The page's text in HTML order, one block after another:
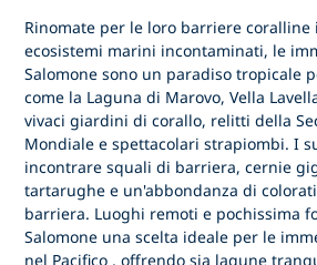
Rinomate per le loro barriere
ecosistemi marini incontaminati, le
Salomone sono un paradiso tropicale
come la Laguna di Marovo, Vella
vivaci giardini di corallo, relitti della
Mondiale e spettacolari strapiombi. I
incontrare squali di barriera, cernie
tartarughe e un'abbondanza di
barriera. Luoghi remoti e pochissima
Salomone una scelta ideale per le
nel Pacifico , offrendo sia lagune